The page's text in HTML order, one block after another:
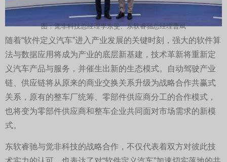
图：觉非科技总经理李东旻、东软睿驰总经理曹斌
随着“软件定义汽车”进入产业发展的关键时刻，强大的软件算
法与数据应用将成为产业的底层新基建，技术革新将重新定
义汽车产品与服务，并催生出新的生态模式。自动驾驶产业
链、供应链将从原来的商业交换关系升级为战略合作共赢式
关系，原有的整车厂统筹、零部件供应商分工的合作模式，
也将变为零部件供应商和整车企业共同面对市场需求的新模
式。
东软睿驰与觉非科技的战略合作，不仅代表着双方对彼此技